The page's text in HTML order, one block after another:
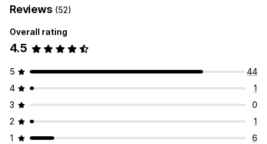
Reviews (52)
Overall rating
4.5
5
44
4
1
3
0
2
1
1
6